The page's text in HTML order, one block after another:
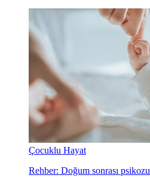
Çocuklu Hayat
Rehber: Doğum sonrası psikozu